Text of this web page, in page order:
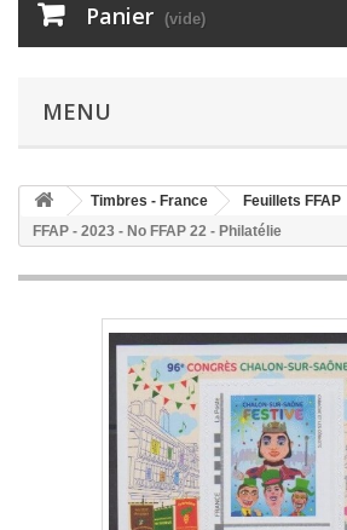
Panier (vide)
MENU
Timbres - France Feuillets FFAP
FFAP - 2023 - No FFAP 22 - Philatélie